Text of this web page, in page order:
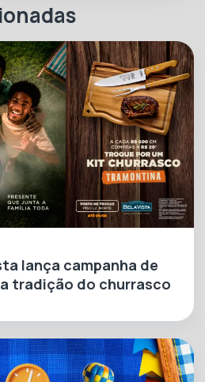
lança campanha de
tradição do churrasco